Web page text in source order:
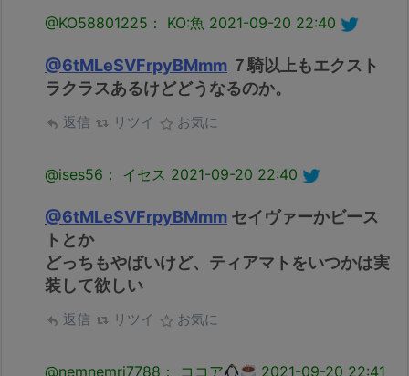
@KO58801225： KO:魚 2021-09-20 22:40
@6tMLeSVFrpyBMmm ７騎以上もエクスト
ラクラスあるけどどうなるのか。
返信 リツイ お気に
@ises56： イセス 2021-09-20 22:40
@6tMLeSVFrpyBMmm セイヴァーかビース
トとか
どっちもやばいけど、ティアマトをいつかは実
装して欲しい
返信 リツイ お気に
@nemnemri7788： ココア 2021-09-20 22:41